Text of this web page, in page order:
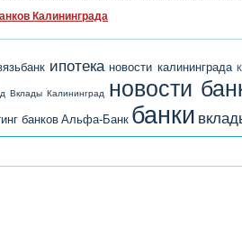
Калининграда
ипотека новости калининграда
Вклады Калининград новости
банков Альфа-Банк банки